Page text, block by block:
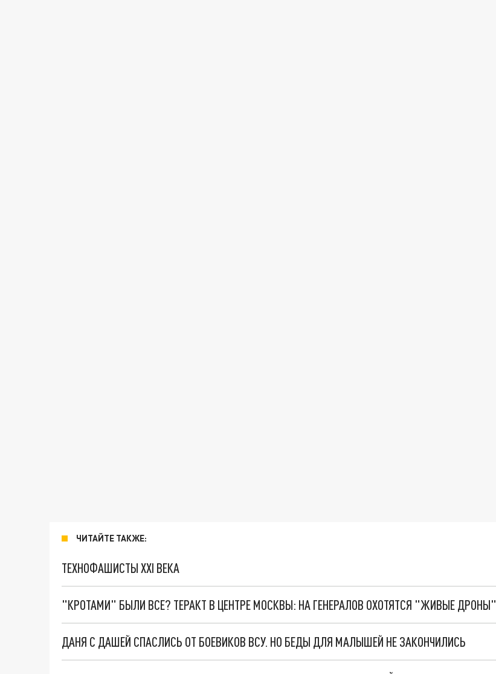
ЧИТАЙТЕ ТАКЖЕ:
ТЕХНОФАШИСТЫ XXI ВЕКА
"КРОТАМИ" БЫЛИ ВСЕ? ТЕРАКТ В ЦЕНТРЕ МОСКВЫ: НА ГЕНЕРАЛОВ ОХОТЯТСЯ "ЖИВЫЕ ДРОНЫ"
ДАНЯ С ДАШЕЙ СПАСЛИСЬ ОТ БОЕВИКОВ ВСУ. НО БЕДЫ ДЛЯ МАЛЫШЕЙ НЕ ЗАКОНЧИЛИСЬ